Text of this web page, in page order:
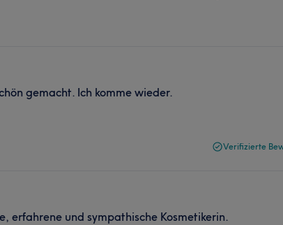
gemacht. Ich komme wieder.
Verifizierte
erfahrene und sympathische Kosmetikerin.